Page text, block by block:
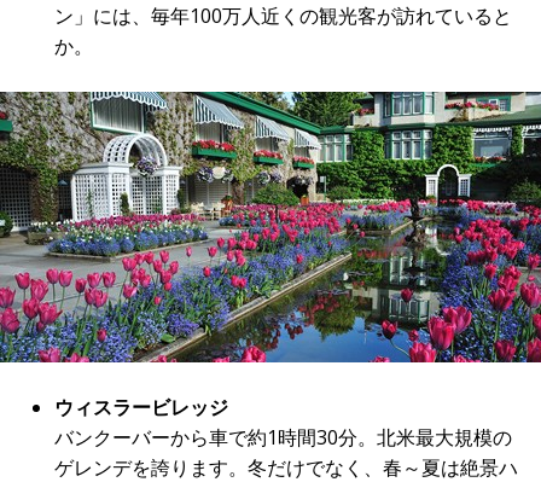
ン」には、毎年100万人近くの観光客が訪れていると
か。
ウィスラービレッジ
バンクーバーから車で約1時間30分。北米最大規模の
ゲレンデを誇ります。冬だけでなく、春～夏は絶景ハ